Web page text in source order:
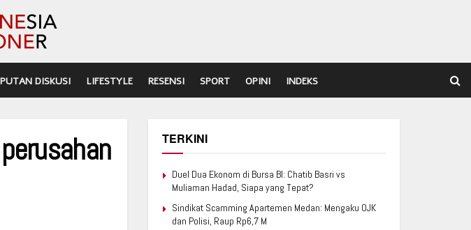
DISKUSI LIFESTYLE RESENSI SPORT OPINI INDEKS
TERKINI
Duel Dua Ekonom di Bursa BI: Chatib Basri vs
Muliaman Hadad, Siapa yang Tepat?
Sindikat Scamming Apartemen Medan: Mengaku OJK
dan Polisi, Raup Rp6,7 M